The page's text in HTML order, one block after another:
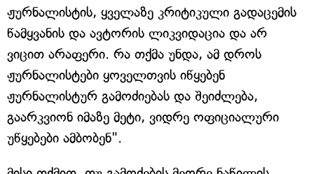
ჟურნალისტის, ყველაზე კრიტიკული გადაცემის
წამყვანის და ავტორის ლიკვიდაცია და არ
ვიცით არაფერი. რა თქმა უნდა, ამ დროს
ჟურნალისტები ყოველთვის იწყებენ
ჟურნალისტურ გამოძიებას და შეიძლება,
გაარკვიონ იმაზე მეტი, ვიდრე ოფიციალური
უწყებები ამბობენ".